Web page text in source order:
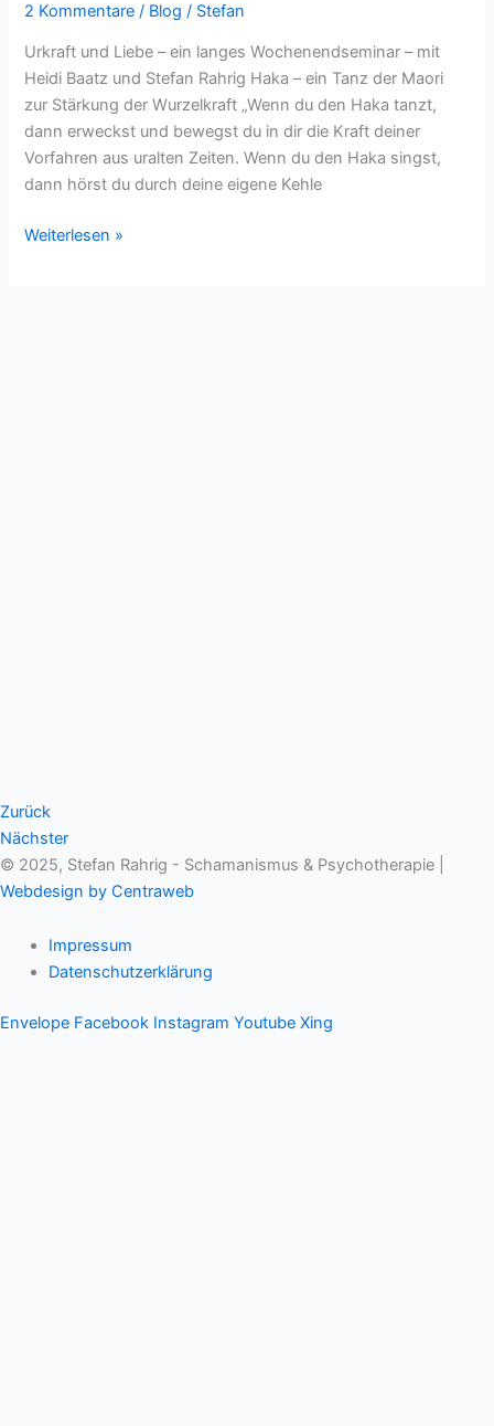
2 Kommentare / Blog / Stefan
Urkraft und Liebe – ein langes Wochenendseminar – mit
Heidi Baatz und Stefan Rahrig Haka – ein Tanz der Maori
zur Stärkung der Wurzelkraft „Wenn du den Haka tanzt,
dann erweckst und bewegst du in dir die Kraft deiner
Vorfahren aus uralten Zeiten. Wenn du den Haka singst,
dann hörst du durch deine eigene Kehle
–
Weiterlesen »
Zurück
Nächster
© 2025, Stefan Rahrig - Schamanismus & Psychotherapie |
Webdesign by Centraweb
Impressum
Datenschutzerklärung
Envelope Facebook Instagram Youtube Xing